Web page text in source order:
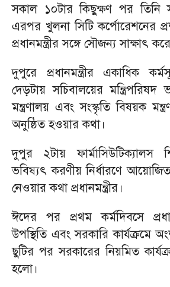
সকাল ১০টার কিছুক্ষণ পর তিনি
এরপর খুলনা সিটি কর্পোরেশনের
প্রধানমন্ত্রীর সঙ্গে সৌজন্য সাক্ষাৎ
দুপুরে প্রধানমন্ত্রীর একাধিক
দেড়টায় সচিবালয়ের
মন্ত্রণালয় এবং সংস্কৃতি বিষয়ক
অনুষ্ঠিত হওয়ার কথা।
দুপুর ২টায় ফার্মাসিউটিক্যালস
ভবিষ্যৎ করণীয় নির্ধারণে
নেওয়ার কথা প্রধানমন্ত্রীর।
ঈদের পর প্রথম কর্মদিবসে
উপস্থিতি এবং সরকারি কার্যক্রমে
ছুটির পর সরকারের নিয়মিত
হলো।